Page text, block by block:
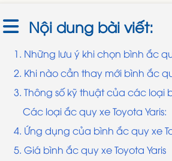
Nội dung bài viết:
1. Những lưu ý khi chọn bình ắc
2. Khi nào cần thay mới bình ắc
3. Thông số kỹ thuật của các loại
Các loại ắc quy xe Toyota Yaris:
4. Ứng dụng của bình ắc quy xe
5. Giá bình ắc quy xe Toyota Yaris